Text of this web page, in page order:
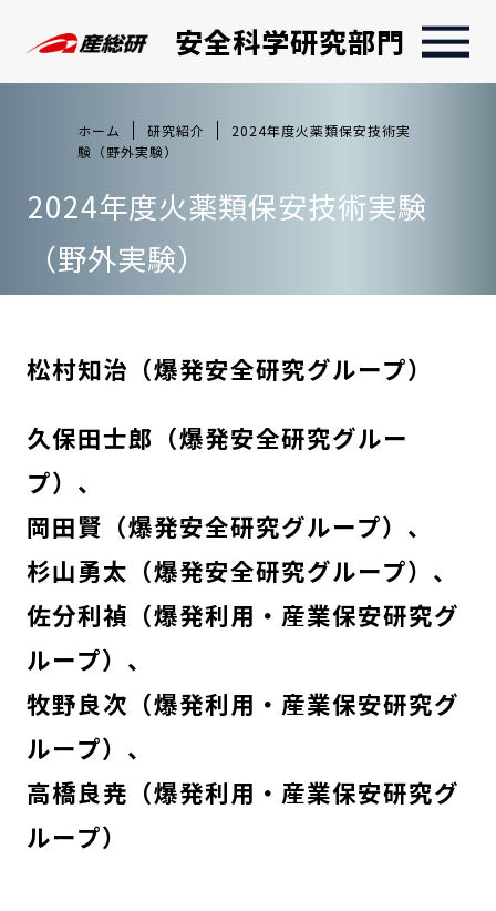
安全科学研究部門
ホーム 研究紹介
2024年度火薬類保安技術実
験（野外実験）
2024年度火薬類保安技術実験
（野外実験）
松村知治（爆発安全研究グループ）
久保田士郎（爆発安全研究グルー
プ）
岡田賢（爆発安全研究グループ）
杉山勇太（爆発安全研究グループ）
佐分利禎（爆発利用・産業保安研究グ
ループ）
牧野良次（爆発利用・産業保安研究グ
ループ）
高橋良尭（爆発利用・産業保安研究グ
ループ）